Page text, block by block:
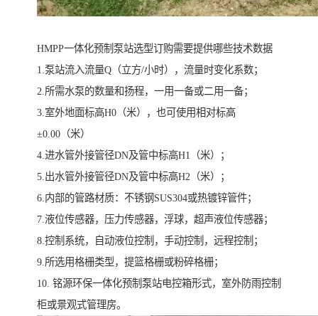
HMPP一体化预制泵站选型订购需要提供哪些技术数据
1.泵站流入流量Q（立方/小时），流量时变化系数；
2.所需水泵的数量和扬程，一用一备或二用一备；
3.室外地面标高H0（米），也可使用相对标高
±0.00（米）
4.进水管外接管径DN及管中标高H1（米）；
5.出水管外接管径DN及管中标高H2（米）；
6.内部的管路材质：不锈钢SUS304或热镀锌管件；
7.液位传感器，压力传感器，浮球，超声液位传感器；
8.控制系统，自动液位控制，手动控制，远程控制；
9.所选用格栅类型，提篮格栅或粉碎格栅；
10. 铭源环保一体化预制泵站电控箱形式，室外防雨控制
柜或景观式管理房。